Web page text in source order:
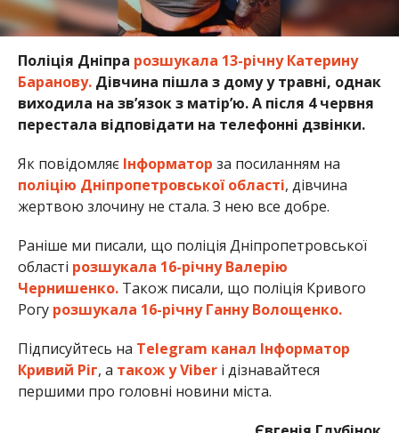
Поліція Дніпра розшукала 13-річну Катерину
Баранову.Дівчина пішла з дому у травні, однак
виходила на зв’язок з матір’ю. А після 4 червня
перестала відповідати на телефонні дзвінки.
Як повідомляє Інформатор за посиланням на
поліцію Дніпропетровської області, дівчина
жертвою злочину не стала. З нею все добре.
Раніше ми писали, що поліція Дніпропетровської
області розшукала 16-річну Валерію
Чернишенко.Також писали, що поліція Кривого
Рогу розшукала 16-річну Ганну Волощенко.
Підписуйтесь на Telegram канал Інформатор
Кривий Ріг, а також у Viberі дізнавайтеся
першими про головні новини міста.